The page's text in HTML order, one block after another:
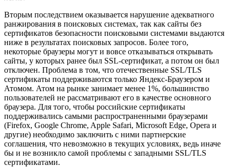
Вторым последствием оказывается нарушение адекватного
ранжирования в поисковых системах, так как сайты без
сертификатов безопасности поисковыми системами выдаются
ниже в результатах поисковых запросов. Более того,
некоторые браузеры могут и вовсе отказываться открывать
сайты, у которых ранее был SSL-сертификат, а потом он был
отключен. Проблема в том, что отечественные SSL/TLS
сертификаты поддерживаются только Яндекс-Браузером и
Атомом. Атом на рынке занимает менее 1%, большинство
пользователей не рассматривают его в качестве основного
браузера. Для того, чтобы российские сертификаты
поддерживались самыми распространенными браузерами
(Firefox, Google Chrome, Apple Safari, Microsoft Edge, Opera и
другие) необходимо заключить с ними партнерские
соглашения, что невозможно в текущих условиях, ведь иначе
бы и не возникло самой проблемы с западными SSL/TLS
сертификатами.